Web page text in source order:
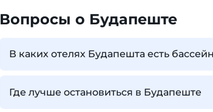
Вопросы о Будапеште
В каких отелях Будапешта есть
Где лучше остановиться в Будапеште